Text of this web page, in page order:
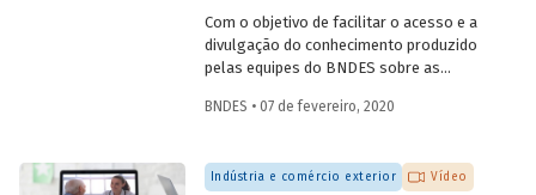
adjunto da Organização Pan-Americana
de Saúde (Opas), Jarbas Barbosa, e com o
presidente do Fórum Inovação Saúde,
Josier Vilar.
Com o objetivo de facilitar o acesso e a
divulgação do conhecimento produzido
pelas equipes do BNDES sobre as
desenvolvimento (IFD), todos os artigos
reunidos em uma única seção especial do
site do Banco.
BNDES • 07 de fevereiro, 2020
Indústria e comércio exterior Vídeo